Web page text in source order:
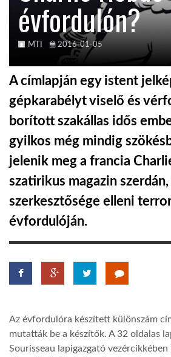
AFRIKA TUDÁSTÁR
A NAP SZÉPE
LINKTR.EE
GLOBOZSARU
DOBRAVERO.HU
LATIMO.HU
GLOBOBOOK
évfordulón?
MTI 2016-01-05
A címlapján egy istent
gépkarabélyt viselő és
borított szakállas idős
gyilkos még mindig
jelenik meg a francia
szatirikus magazin szerdán,
szerkesztősége elleni
évfordulóján.
Az évfordulóra készített különszám
mutatták be a készítők. A 32 oldalas
Sourisseau lapigazgató